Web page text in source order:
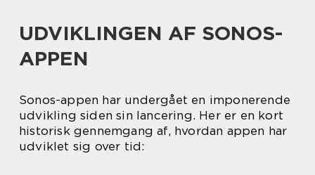
UDVIKLINGEN AF SONOS-
APPEN
Sonos-appen har undergået en imponerende
udvikling siden sin lancering. Her er en kort
historisk gennemgang af, hvordan appen har
udviklet sig over tid: